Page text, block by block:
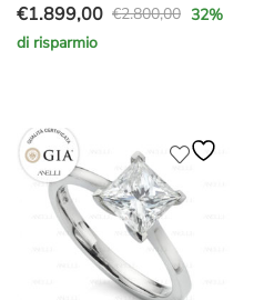
€2.800,00
Il
prezzo
€2.800,00.
€1.899,00
Il
prezzo
€1.899,00.
32%
di risparmio